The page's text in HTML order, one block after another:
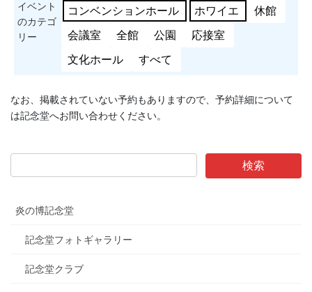
備
イベント
のカテゴ
リー
コンベンションホール ホワイエ 休館
会議室 全館 公園 応接室
文化ホール すべて
なお、掲載されていない予約もありますので、予約詳細について
は記念堂へお問い合わせください。
炎の博記念堂
記念堂フォトギャラリー
記念堂クラブ